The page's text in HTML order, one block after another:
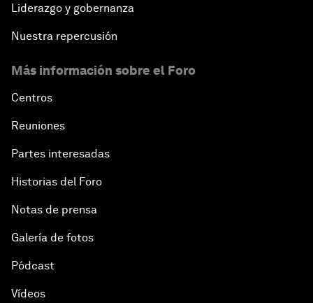
Liderazgo y gobernanza
Nuestra repercusión
Más información sobre el Foro
Centros
Reuniones
Partes interesadas
Historias del Foro
Notas de prensa
Galería de fotos
Pódcast
Vídeos